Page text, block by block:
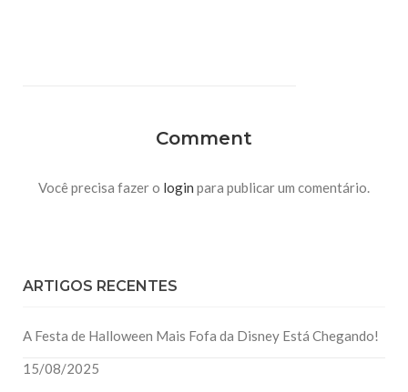
Comment
Você precisa fazer o login para publicar um comentário.
ARTIGOS RECENTES
A Festa de Halloween Mais Fofa da Disney Está Chegando!
15/08/2025